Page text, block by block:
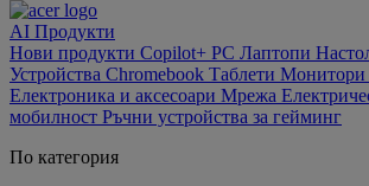
AI Продукти
Нови продукти Copilot+ PC Лаптопи
Устройства Chromebook Таблети Монитори
Електроника и аксесоари Мрежа
мобилност Ръчни устройства за гейминг
По категория